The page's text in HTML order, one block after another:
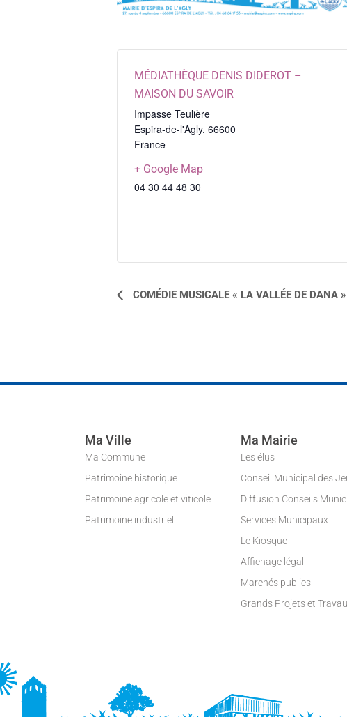
MÉDIATHÈQUE DENIS DIDEROT –
MAISON DU SAVOIR
Impasse Teulière
Espira-de-l'Agly, 66600
France
+ Google Map
04 30 44 48 30
NAVIGATION
COMÉDIE MUSICALE « LA VALLÉE DE DANA »
Ma Ville
Ma Commune
Patrimoine historique
Patrimoine agricole et viticole
Patrimoine industriel
Ma Mairie
Les élus
Conseil Municipal des
Diffusion Conseils
Services Municipaux
Le Kiosque
Affichage légal
Marchés publics
Grands Projets et